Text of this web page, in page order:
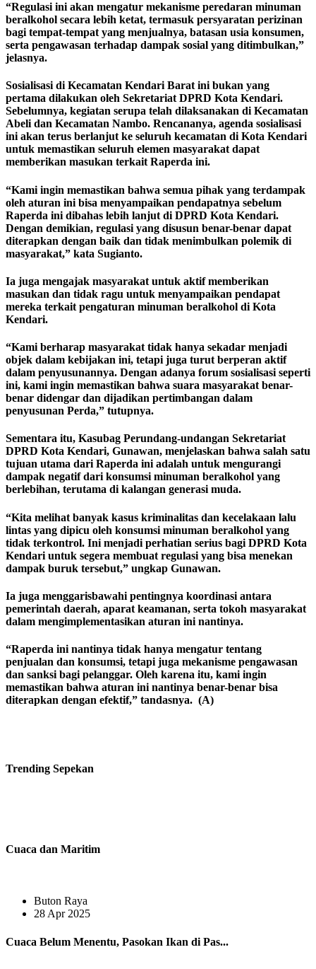
“Regulasi ini akan mengatur mekanisme peredaran minuman
beralkohol secara lebih ketat, termasuk persyaratan perizinan
bagi tempat-tempat yang menjualnya, batasan usia konsumen,
serta pengawasan terhadap dampak sosial yang ditimbulkan,”
jelasnya.
Sosialisasi di Kecamatan Kendari Barat ini bukan yang
pertama dilakukan oleh Sekretariat DPRD Kota Kendari.
Sebelumnya, kegiatan serupa telah dilaksanakan di Kecamatan
Abeli dan Kecamatan Nambo. Rencananya, agenda sosialisasi
ini akan terus berlanjut ke seluruh kecamatan di Kota Kendari
untuk memastikan seluruh elemen masyarakat dapat
memberikan masukan terkait Raperda ini.
“Kami ingin memastikan bahwa semua pihak yang terdampak
oleh aturan ini bisa menyampaikan pendapatnya sebelum
Raperda ini dibahas lebih lanjut di DPRD Kota Kendari.
Dengan demikian, regulasi yang disusun benar-benar dapat
diterapkan dengan baik dan tidak menimbulkan polemik di
masyarakat,” kata Sugianto.
Ia juga mengajak masyarakat untuk aktif memberikan
masukan dan tidak ragu untuk menyampaikan pendapat
mereka terkait pengaturan minuman beralkohol di Kota
Kendari.
“Kami berharap masyarakat tidak hanya sekadar menjadi
objek dalam kebijakan ini, tetapi juga turut berperan aktif
dalam penyusunannya. Dengan adanya forum sosialisasi seperti
ini, kami ingin memastikan bahwa suara masyarakat benar-
benar didengar dan dijadikan pertimbangan dalam
penyusunan Perda,” tutupnya.
Sementara itu, Kasubag Perundang-undangan Sekretariat
DPRD Kota Kendari, Gunawan, menjelaskan bahwa salah satu
tujuan utama dari Raperda ini adalah untuk mengurangi
dampak negatif dari konsumsi minuman beralkohol yang
berlebihan, terutama di kalangan generasi muda.
“Kita melihat banyak kasus kriminalitas dan kecelakaan lalu
lintas yang dipicu oleh konsumsi minuman beralkohol yang
tidak terkontrol. Ini menjadi perhatian serius bagi DPRD Kota
Kendari untuk segera membuat regulasi yang bisa menekan
dampak buruk tersebut,” ungkap Gunawan.
Ia juga menggarisbawahi pentingnya koordinasi antara
pemerintah daerah, aparat keamanan, serta tokoh masyarakat
dalam mengimplementasikan aturan ini nantinya.
“Raperda ini nantinya tidak hanya mengatur tentang
penjualan dan konsumsi, tetapi juga mekanisme pengawasan
dan sanksi bagi pelanggar. Oleh karena itu, kami ingin
memastikan bahwa aturan ini nantinya benar-benar bisa
diterapkan dengan efektif,” tandasnya. (A)
Trending Sepekan
Cuaca dan Maritim
Buton Raya
28 Apr 2025
Cuaca Belum Menentu, Pasokan Ikan di Pas...